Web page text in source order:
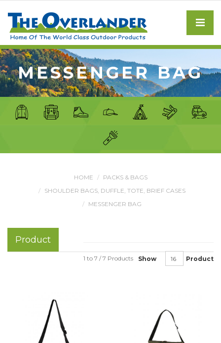
MESSENGER BAG
HOME
PACKS & BAGS
SHOULDER BAGS, DUFFLE, TOTE, BRIEF CASES
MESSENGER BAG
Product
Show Product
1 to 7 / 7 Products